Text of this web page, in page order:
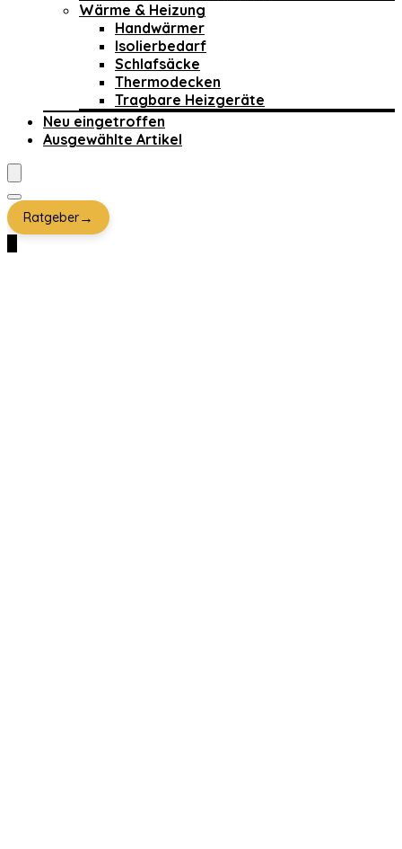
Wärme & Heizung
Handwärmer
Isolierbedarf
Schlafsäcke
Thermodecken
Tragbare Heizgeräte
Neu eingetroffen
Ausgewählte Artikel
Ratgeber→